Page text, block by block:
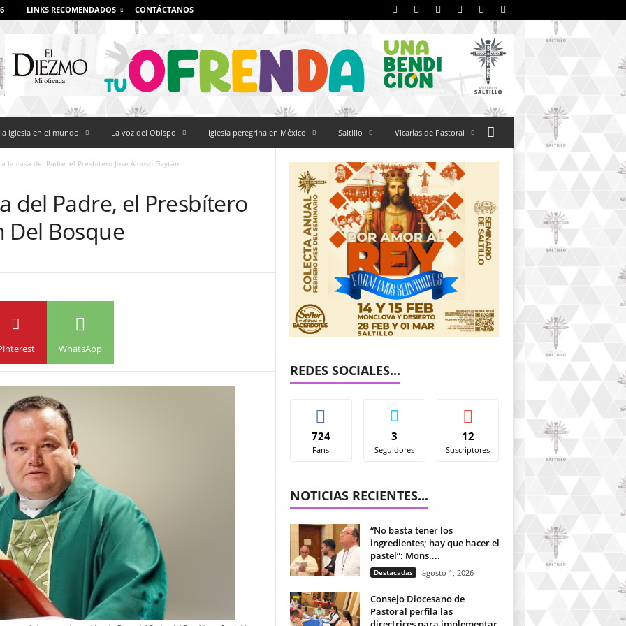
LINKS RECOMENDADOS CONTÁCTANOS
iglesia en el mundo La voz del Obispo Iglesia peregrina en México Saltillo Vicarías de Pastoral
la casa del Padre, el Presbítero José Alonso Gaytán...
del Padre, el Presbítero
Del Bosque
WhatsApp
REDES SOCIALES...
724
Fans
3
Seguidores
12
Suscriptores
NOTICIAS RECIENTES...
“No basta tener los
ingredientes; hay que hacer el
pastel”: Mons....
Destacadas agosto 1, 2026
Consejo Diocesano de
Pastoral perfila las